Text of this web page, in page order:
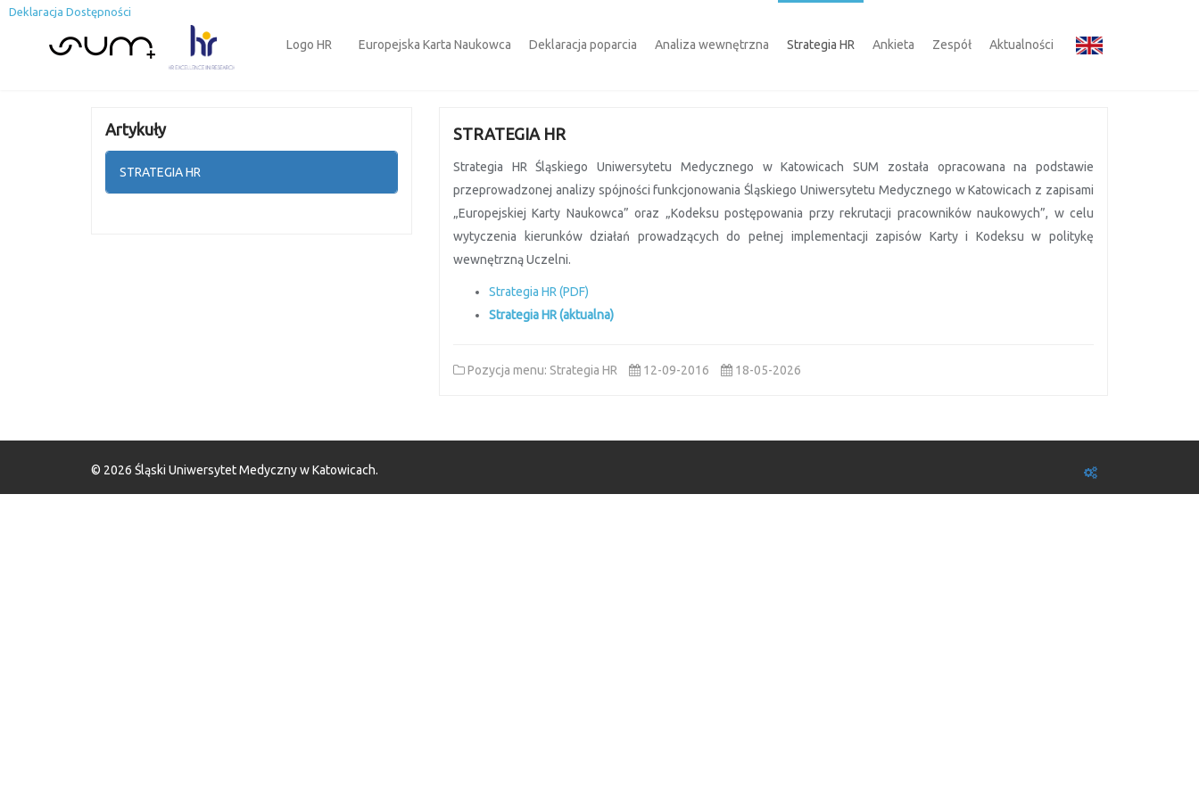
Deklaracja Dostępności
Logo HR Europejska Karta Naukowca Deklaracja poparcia Analiza wewnętrzna Strategia HR Ankieta Zespół Aktualności
Artykuły
STRATEGIA HR
STRATEGIA HR
Strategia HR Śląskiego Uniwersytetu Medycznego w Katowicach SUM została opracowana na podstawie
przeprowadzonej analizy spójności funkcjonowania Śląskiego Uniwersytetu Medycznego w Katowicach z zapisami
„Europejskiej Karty Naukowca” oraz „Kodeksu postępowania przy rekrutacji pracowników naukowych”, w celu
wytyczenia kierunków działań prowadzących do pełnej implementacji zapisów Karty i Kodeksu w politykę
wewnętrzną Uczelni.
Strategia HR (PDF)
Strategia HR (aktualna)
Pozycja menu: Strategia HR 12-09-2016 18-05-2026
© 2026 Śląski Uniwersytet Medyczny w Katowicach.